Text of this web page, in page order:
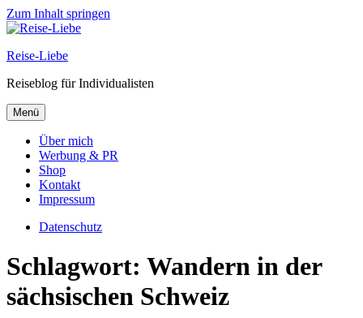
Zum Inhalt springen
Reise-Liebe
Reiseblog für Individualisten
Menü
Über mich
Werbung & PR
Shop
Kontakt
Impressum
Datenschutz
Schlagwort: Wandern in der
sächsischen Schweiz